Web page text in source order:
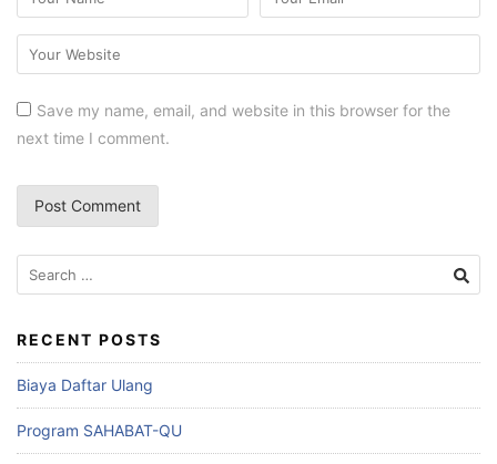
Save my name, email, and website in this browser for the
next time I comment.
RECENT POSTS
Biaya Daftar Ulang
Program SAHABAT-QU